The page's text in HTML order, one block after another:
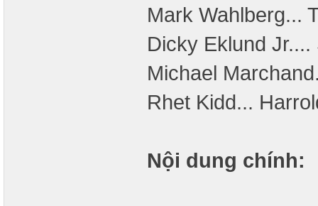
Mark Wahlberg...
Dicky Eklund
Michael
Rhet Kidd...
Nội dung chính: